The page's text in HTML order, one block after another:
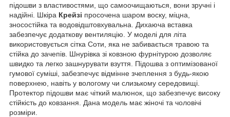
підошви з властивостями, що самоочищаються, вони зручні і
надійні. Шкіра Крейзі просочена шаром воску, міцна,
зносостійка та водовідштовхувальна. Дихаюча вставка
забезпечує додаткову вентиляцію. У моделі для літа
використовується сітка Соти, яка не забивається травою та
стійка до зачепів. Шнурівка зі ковзною фурнітурою дозволяє
швидко та легко зашнурувати взуття. Підошва з оптимізованої
гумової суміші, забезпечує відмінне зчеплення з будь-якою
поверхнею, навіть у вологому чи слизькому середовищі.
Протектор підошви має чіткий малюнок, що забезпечує високу
стійкість до ковзання. Дана модель має жіночі та чоловічі
розміри.